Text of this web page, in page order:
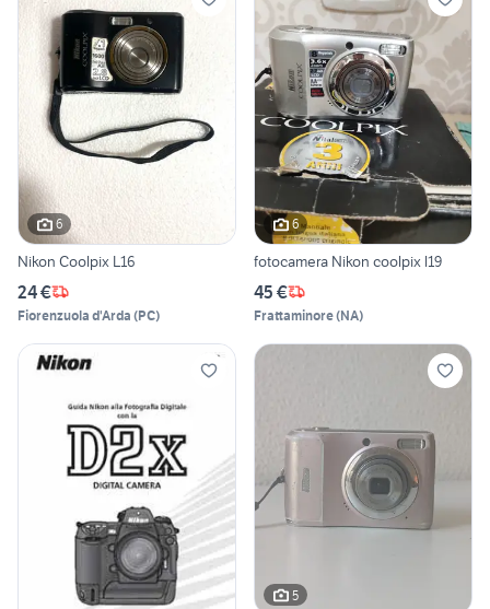
6
Nikon Coolpix L16
24 €
Fiorenzuola d'Arda (PC)
6
fotocamera Nikon coolpix l19
45 €
Frattaminore(NA)
5